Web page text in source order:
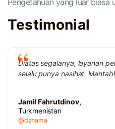
Testimonial
Diatas segalanya, layanan
selalu punya nasihat. Mantab!
Jamil Fahrutdinov,
Turkmenistan
@dzhama